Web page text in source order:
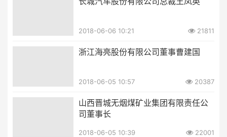
2018-06-06 10:21 21811
浙江海亮股份有限公司董事曹建国
2018-06-05 10:57 20387
山西晋城无烟煤矿业集团有限责任公
司董事长
2018-06-05 10:39 22001